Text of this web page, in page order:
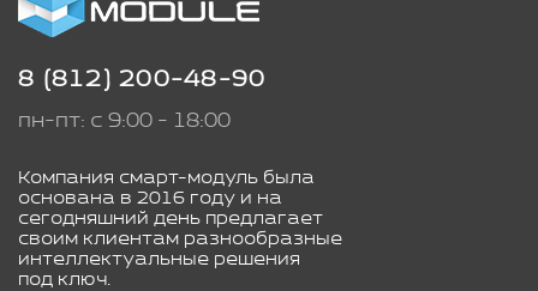
8 (812) 200-48-90
пн-пт: с 9:00 - 18:00
Компания смарт-модуль была
основана в 2016 году и на
сегодняшний день предлагает
своим клиентам разнообразные
интеллектуальные решения
под ключ.